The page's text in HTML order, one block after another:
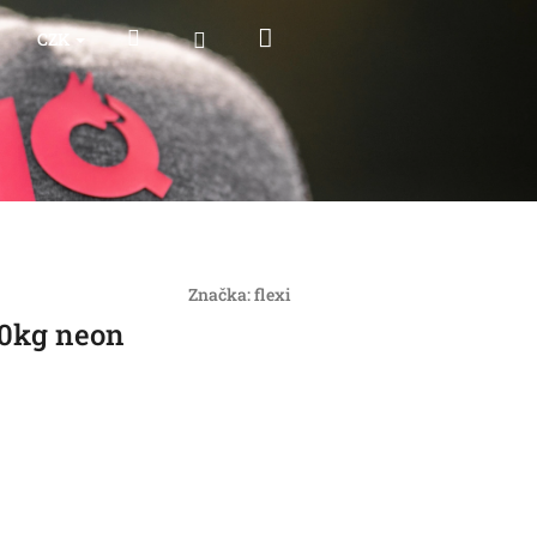
CZK HledatPřihlášení
Značka:flexi
neon